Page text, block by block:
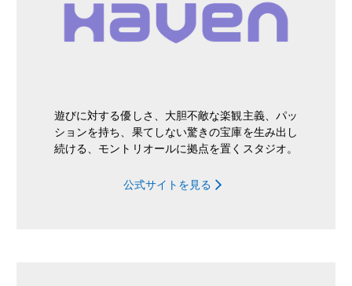
遊びに対する優しさ、大胆不敵な楽観主義、パッ
ションを持ち、果てしない驚きの宝庫を生み出し
続ける、モントリオールに拠点を置くスタジオ。
公式サイトを見る